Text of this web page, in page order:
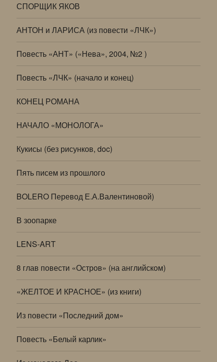
СПОРЩИК ЯКОВ
АНТОН и ЛАРИСА (из повести «ЛЧК»)
Повесть «АНТ» («Нева», 2004, №2 )
Повесть «ЛЧК» (начало и конец)
КОНЕЦ РОМАНА
НАЧАЛО «МОНОЛОГА»
Кукисы (без рисунков, doc)
Пять писем из прошлого
BOLERO Перевод Е.А.Валентиновой)
В зоопарке
LENS-ART
8 глав повести «Остров» (на английском)
«ЖЕЛТОЕ И КРАСНОЕ» (из книги)
Из повести «Последний дом»
Повесть «Белый карлик»